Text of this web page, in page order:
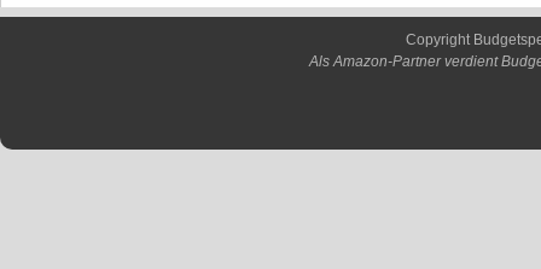
Copyright
Als Amazon-Partner verdient